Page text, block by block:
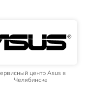
центр Asus в
Челябинске